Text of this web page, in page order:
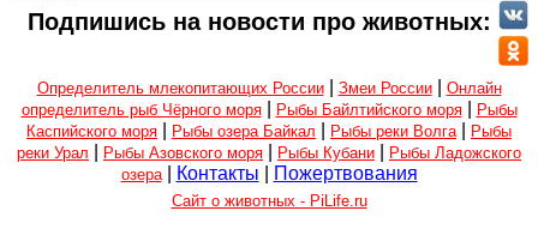
Подпишись на новости про животных:
Определитель млекопитающих России| Змеи России| Онлайн
определитель рыб Чёрного моря| Рыбы Байлтийского моря|
Рыбы
Каспийского моря
Рыбы озера Байкал Рыбы реки Волга
Рыбы
реки Урал
Рыбы Азовского моря Рыбы Кубани
Рыбы Ладожского
озера| Контакты Пожертвования
Сайт о животных - PiLife.ru